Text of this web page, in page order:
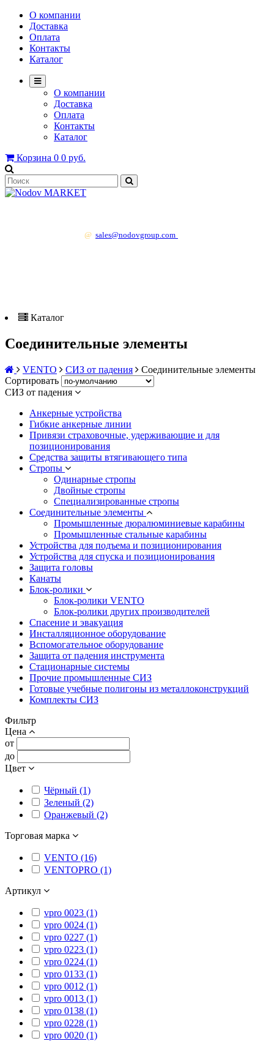
О компании
Доставка
Оплата
Контакты
Каталог
О компании
Доставка
Оплата
Контакты
Каталог
Корзина 0 0 руб.
@ sales@nodovgroup.com
Каталог
Соединительные элементы
VENTO СИЗ от падения
Соединительные элементы
Сортировать
СИЗ от падения
Анкерные устройства
Гибкие анкерные линии
Привязи страховочные, удерживающие и для
позиционирования
Средства защиты втягивающего типа
Стропы
Одинарные стропы
Двойные стропы
Специализированные стропы
Соединительные элементы
Промышленные дюралюминиевые карабины
Промышленные стальные карабины
Устройства для подъема и позиционирования
Устройства для спуска и позиционирования
Защита головы
Канаты
Блок-ролики
Блок-ролики VENTO
Блок-ролики других производителей
Спасение и эвакуация
Инсталляционное оборудование
Вспомогательное оборудование
Защита от падения инструмента
Стационарные системы
Прочие промышленные СИЗ
Готовые учебные полигоны из металлоконструкций
Комплекты СИЗ
Фильтр
Цена
от
до
Цвет
Чёрный (1)
Зеленый (2)
Оранжевый (2)
Торговая марка
VENTO (16)
VENTOPRO (1)
Артикул
vpro 0023 (1)
vpro 0024 (1)
vpro 0227 (1)
vpro 0223 (1)
vpro 0224 (1)
vpro 0133 (1)
vpro 0012 (1)
vpro 0013 (1)
vpro 0138 (1)
vpro 0228 (1)
vpro 0020 (1)